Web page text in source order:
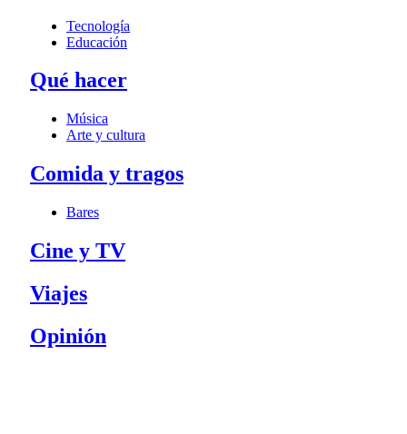
Tecnología
Educación
Qué hacer
Música
Arte y cultura
Comida y tragos
Bares
Cine y TV
Viajes
Opinión